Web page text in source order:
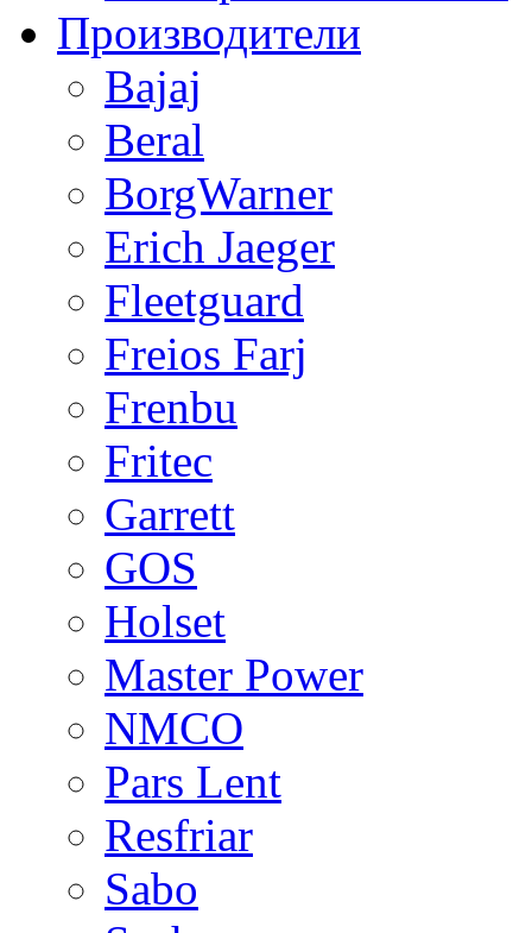
Производители
Bajaj
Beral
BorgWarner
Erich Jaeger
Fleetguard
Freios Farj
Frenbu
Fritec
Garrett
GOS
Holset
Master Power
NMCO
Pars Lent
Resfriar
Sabo